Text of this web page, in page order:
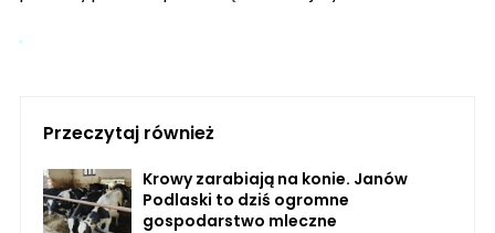
Przeczytaj również
Krowy zarabiają na konie. Janów
Podlaski to dziś ogromne
gospodarstwo mleczne